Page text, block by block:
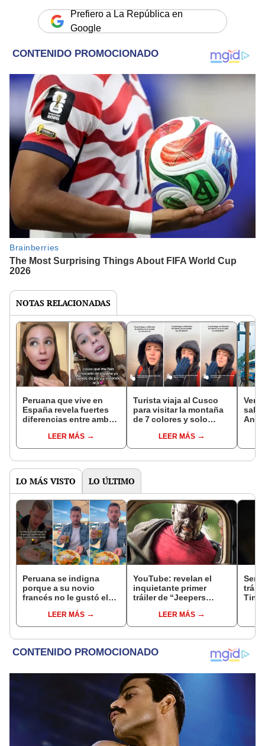
Prefiero a La República en
Google
NOTAS RELACIONADAS
Peruana que vive en
España revela fuertes
diferencias entre ambos
feriados"LEER MÁS
Turista viaja al Cusco
para visitar la montaña
de 7 colores y solo
ahorros”LEER MÁS
LO MÁS VISTO LO ÚLTIMO
Peruana se indigna
porque a su novio
francés no le gustó el
LEER MÁS
YouTube: revelan el
inquietante primer
tráiler de “Jeepers
LEER MÁS